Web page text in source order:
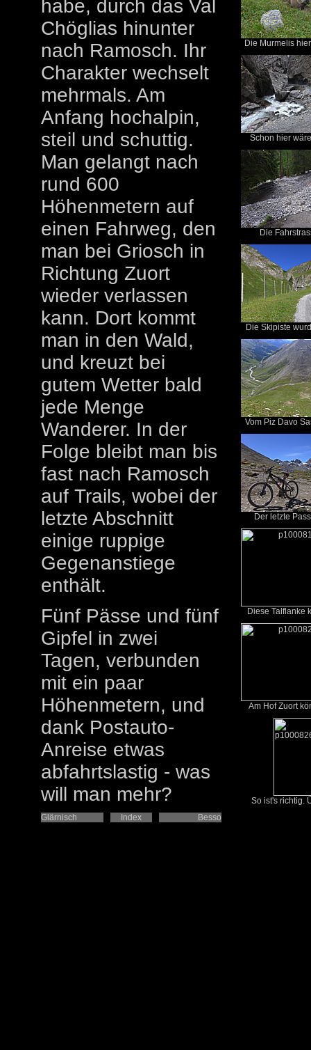
habe, durch das Val
Chöglias hinunter
nach Ramosch. Ihr
Charakter wechselt
mehrmals. Am
Anfang hochalpin,
steil und schuttig.
Man gelangt nach
rund 600
Höhenmetern auf
einen Fahrweg, den
man bei Griosch in
Richtung Zuort
wieder verlassen
kann. Dort kommt
man in den Wald,
und kreuzt bei
gutem Wetter bald
jede Menge
Wanderer. In der
Folge bleibt man bis
fast nach Ramosch
auf Trails, wobei der
letzte Abschnitt
einige ruppige
Gegenanstiege
enthält.
Fünf Pässe und fünf
Gipfel in zwei
Tagen, verbunden
mit ein paar
Höhenmetern, und
dank Postauto-
Anreise etwas
abfahrtslastig - was
will man mehr?
Die Murmelis
Schon hier
Die
Die Skipiste
Vom Piz Davo
Der letzte
Diese Talflanke
Am Hof Zuort
So ist's richtig.
Glärnisch
Index Besso